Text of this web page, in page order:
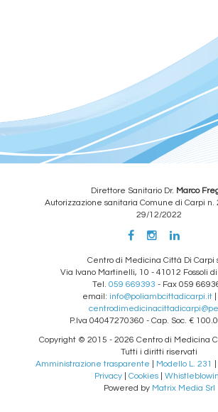
Direttore Sanitario Dr. Marco
Autorizzazione sanitaria Comune di Carpi
29/12/2022
Centro di Medicina Città Di Carpi
Via Ivano Martinelli, 10 - 41012 Fossoli di
Tel. 059 669393 - Fax 059
email: info@poliambcittadicarpi.it|
P.Iva 04047270360 - Cap. Soc. €
Copyright © 2015 - 2026 Centro di Medicina
Tutti i diritti riservati
Amministrazione trasparente
Modello L. 231
Privacy| Cookies|
Powered by Matrix Media Srl